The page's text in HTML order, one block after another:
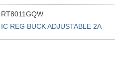
14UQFN
RT8011GQW
IC REG BUCK ADJUSTABLE 2A
10WDFN